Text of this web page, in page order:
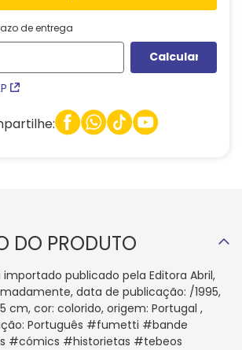
de entrega
DO PRODUTO
publicado pela Editora Abril,
data de publicação: /1995,
cm, cor: colorido, origem: Portugal ,
Português #fumetti #bande
#cómics #historietas #tebeos